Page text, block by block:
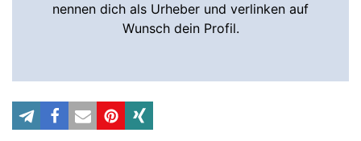
nennen dich als Urheber und verlinken auf
Wunsch dein Profil.